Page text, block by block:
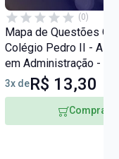
(0)
Mapa de Questões
Colégio Pedro II -
em Administração - 6
Questões
3x deR$ 13,30
Comprar